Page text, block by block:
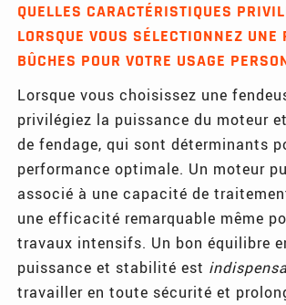
QUELLES CARACTÉRISTIQUES
LORSQUE VOUS SÉLECTIONNEZ UNE
BÛCHES POUR VOTRE USAGE
Lorsque vous choisissez une
privilégiez la puissance du moteur
de fendage, qui sont déterminants
performance optimale. Un moteur
associé à une capacité de
une efficacité remarquable même
travaux intensifs. Un bon équilibre
puissance et stabilité est
travailler en toute sécurité et